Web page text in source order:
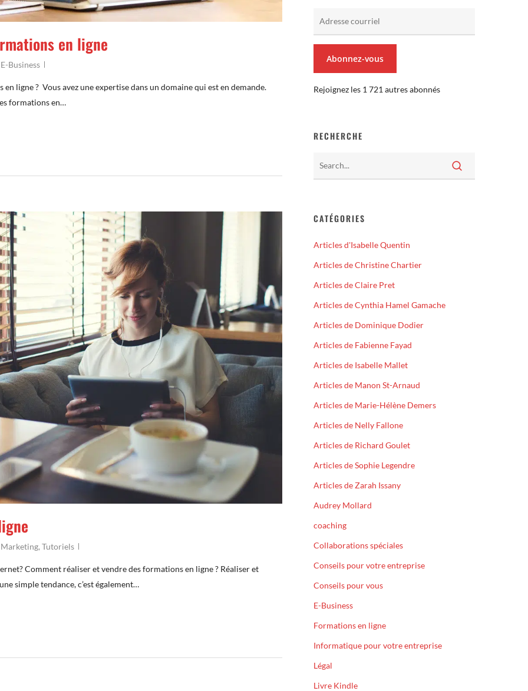
en ligne
E-Business
ligne ? Vous avez une expertise dans un domaine qui est en demande.
formations en…
Marketing, Tutoriels
Comment réaliser et vendre des formations en ligne ? Réaliser et
simple tendance, c’est également…
Abonnez-vous
Rejoignez les 1 721 autres abonnés
RECHERCHE
CATÉGORIES
Articles d'Isabelle Quentin
Articles de Christine Chartier
Articles de Claire Pret
Articles de Cynthia Hamel Gamache
Articles de Dominique Dodier
Articles de Fabienne Fayad
Articles de Isabelle Mallet
Articles de Manon St-Arnaud
Articles de Marie-Hélène Demers
Articles de Nelly Fallone
Articles de Richard Goulet
Articles de Sophie Legendre
Articles de Zarah Issany
Audrey Mollard
coaching
Collaborations spéciales
Conseils pour votre entreprise
Conseils pour vous
E-Business
Formations en ligne
Informatique pour votre entreprise
Légal
Livre Kindle